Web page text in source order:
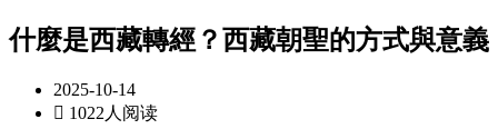
什麼是西藏轉經？西藏朝聖的方式與意義
2025-10-14
 1022人阅读